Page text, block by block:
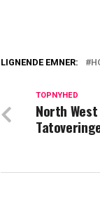
TV 2
LIGNENDE EMNER:
TOPNYHED
North